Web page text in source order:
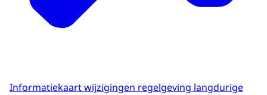
Informatiekaart wijzigingen regelgeving langdurige